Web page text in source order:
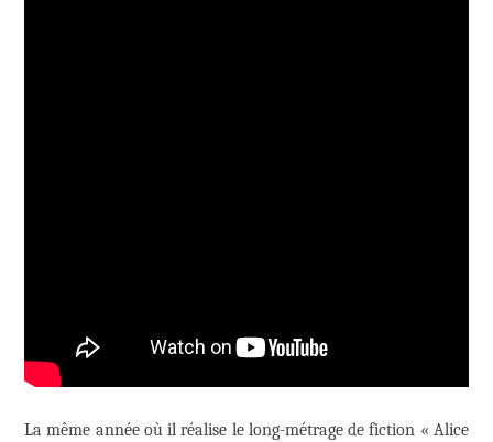
La même année où il réalise le long-métrage de fiction « Alice